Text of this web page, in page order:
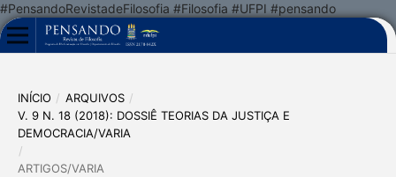
#PensandoRevistadeFilosofia #Filosofia #UFPI #pensando
INÍCIO / ARQUIVOS /
V. 9 N. 18 (2018): DOSSIÊ TEORIAS DA JUSTIÇA E
DEMOCRACIA/VARIA
/
ARTIGOS/VARIA